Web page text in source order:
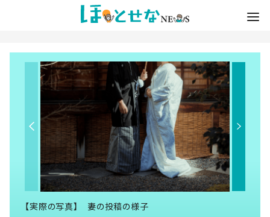
【実際の写真】 妻の投稿の様子